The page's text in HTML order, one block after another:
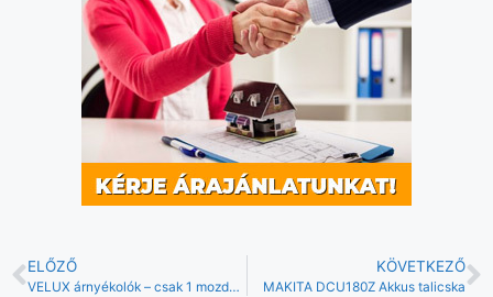
ELŐZŐ
VELUX árnyékolók – csak 1 mozdulat
KÖVETKEZŐ
MAKITA DCU180Z Akkus talicska